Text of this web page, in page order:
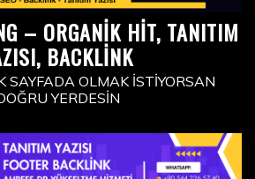
– ORGANIK HIT, TANITIM
BACKLINK
SAYFADA OLMAK İSTIYORSAN
YERDESIN